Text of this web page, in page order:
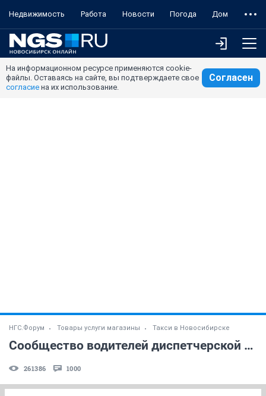
Недвижимость Работа Новости Погода Дом
На информационном ресурсе применяются cookie-
файлы. Оставаясь на сайте, вы подтверждаете свое
согласие на их использование.
Согласен
НГС.Форум Товары услуги магазины Такси в Новосибирске
Сообщество водителей диспетчерской службы "Лидер" (часть 5)
261386 1000